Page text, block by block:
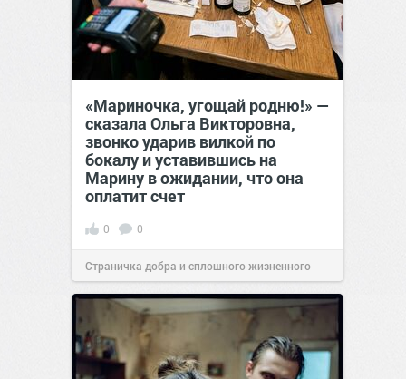
«Мариночка, угощай родню!» —
сказала Ольга Викторовна,
звонко ударив вилкой по
бокалу и уставившись на
Марину в ожидании, что она
оплатит счет
0 0
Страничка добра и сплошного жизненного
позитива!19:38Сегодня